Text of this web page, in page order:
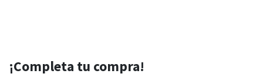
¡Completa tu compra!